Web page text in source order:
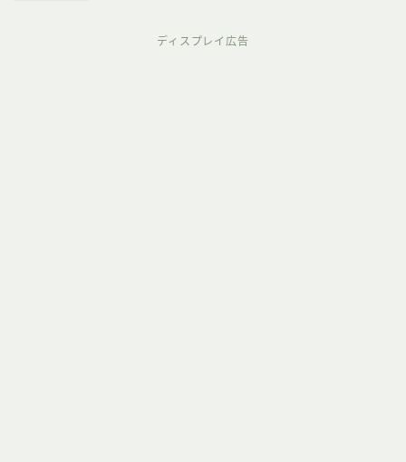
ディスプレイ広告